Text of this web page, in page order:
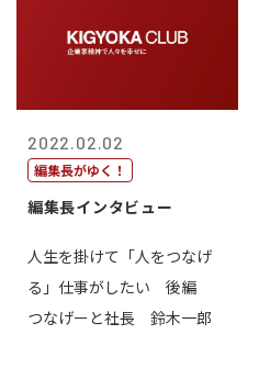
2022.02.02
編集長がゆく！
編集長インタビュー
人生を掛けて「人をつなげ
る」仕事がしたい 後編
つなげーと社長 鈴木一郎